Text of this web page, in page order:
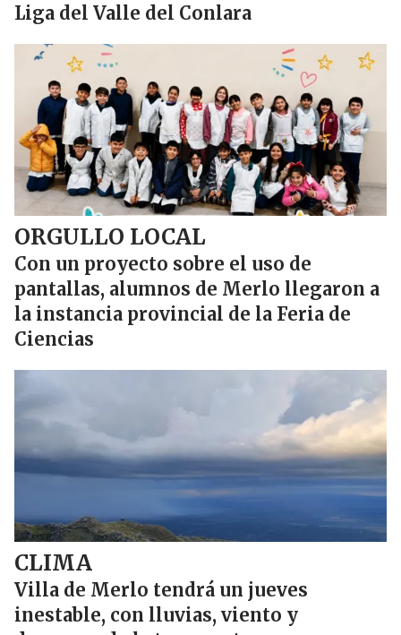
Liga del Valle del Conlara
ORGULLO LOCAL
Con un proyecto sobre el uso de
pantallas, alumnos de Merlo llegaron a
la instancia provincial de la Feria de
Ciencias
CLIMA
Villa de Merlo tendrá un jueves
inestable, con lluvias, viento y